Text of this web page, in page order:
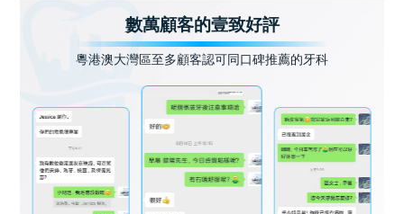
數萬顧客的壹致好評
粵港澳大灣區至多顧客認可同口碑推薦的牙科